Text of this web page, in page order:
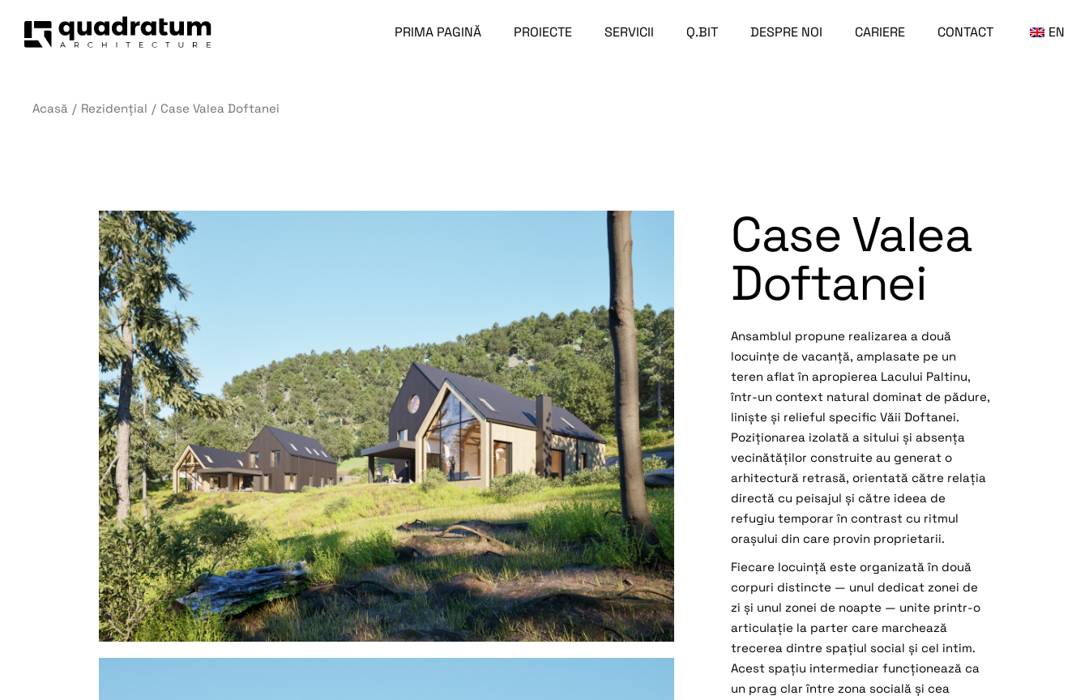
PRIMA PAGINĂ PROIECTE SERVICII Q.BIT DESPRE NOI CARIERE CONTACT EN
Acasă Rezidențial Case Valea Doftanei
Case Valea
Doftanei
Ansamblul propune realizarea a două
locuințe de vacanță, amplasate pe un
teren aflat în apropierea Lacului Paltinu,
într-un context natural dominat de pădure,
liniște și relieful specific Văii Doftanei.
Poziționarea izolată a sitului și absența
vecinătăților construite au generat o
arhitectură retrasă, orientată către relația
directă cu peisajul și către ideea de
refugiu temporar în contrast cu ritmul
orașului din care provin proprietarii.
Fiecare locuință este organizată în două
corpuri distincte — unul dedicat zonei de
zi și unul zonei de noapte — unite printr-o
articulație la parter care marchează
trecerea dintre spațiul social și cel intim.
Acest spațiu intermediar funcționează ca
un prag clar între zona socială și cea